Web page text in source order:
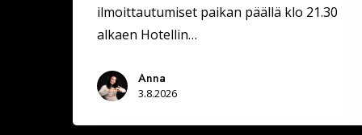
ilmoittautumiset paikan päällä klo 21.30
alkaen Hotellin…
Anna
3.8.2026